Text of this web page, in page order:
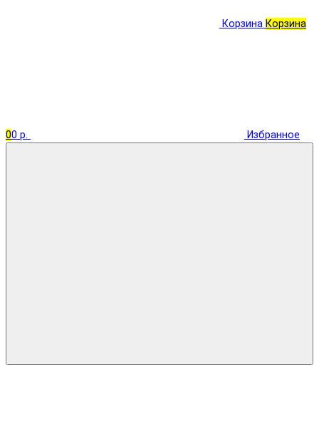
Корзина Корзина
00 р. Избранное